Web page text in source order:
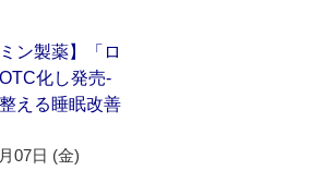
ン製薬】「ロ
化し発売‐
える睡眠改善
07日 (金)